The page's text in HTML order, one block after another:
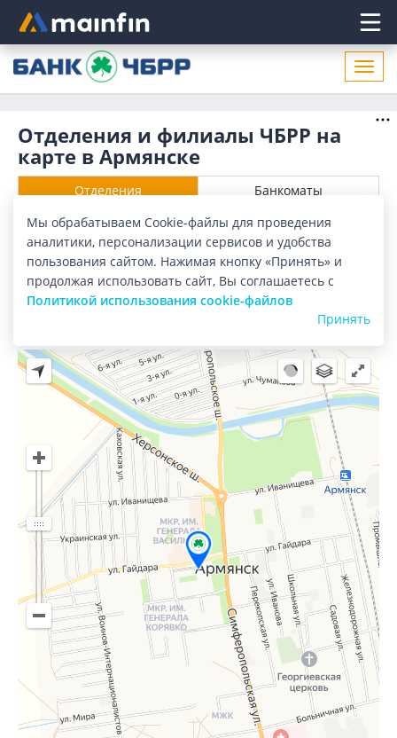
Главное меню
Отделения и филиалы ЧБРР на
карте в Армянске
Отделения Банкоматы
Все банки Карта Список
Город:Армянск
Мы обрабатываем Cookie-файлы для проведения
аналитики, персонализации сервисов и удобства
пользования сайтом. Нажимая кнопку «Принять» и
продолжая использовать сайт, Вы соглашаетесь с
Политикой использования cookie-файлов
Принять